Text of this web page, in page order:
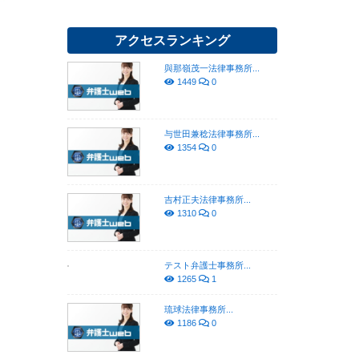
アクセスランキング
與那嶺茂一法律事務所...
1449
0
与世田兼稔法律事務所...
1354
0
吉村正夫法律事務所...
1310
0
テスト弁護士事務所...
1265
1
琉球法律事務所...
1186
0